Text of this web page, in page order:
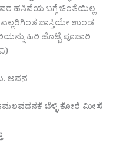
ಹಸಿವೆಯ ಬಗ್ಗೆ ಚಿಂತೆಯಿಲ್ಲ
ಜಾಸ್ತಿಯೇ ಉಂಡ
ಹಿರಿ ಹೊಟ್ಟೆ ಪೂಜಾರಿ
ಅವನ
ಬೆಳ್ಳಿಕೋರೆ ಮೀಸೆ